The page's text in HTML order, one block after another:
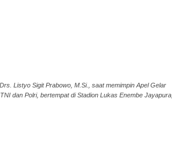
Listyo Sigit Prabowo, M.Si., saat memimpin Apel Gelar
dan Polri, bertempat di Stadion Lukas Enembe Jayapura,